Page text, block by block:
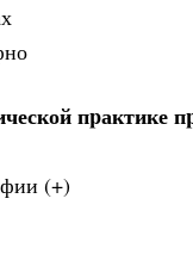
пpактике
(+)